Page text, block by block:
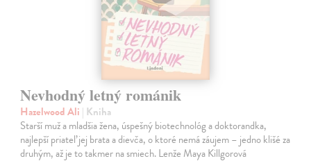
Nevhodný letný románik
Hazelwood Ali | Kniha
Starší muž a mladšia žena, úspešný biotechnológ a doktorandka,
najlepší priateľ jej brata a dievča, o ktoré nemá záujem – jedno klišé za
druhým, až je to takmer na smiech. Lenže Maya Killgorová